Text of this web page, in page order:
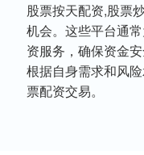
股票按天配资,股票
机会。这些平台通
资服务，确保资金
根据自身需求和风
票配资交易。